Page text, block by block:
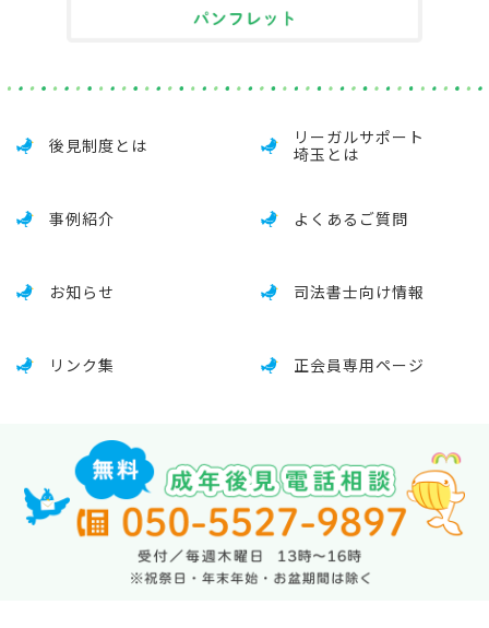
後見制度とは
リーガルサポート
埼玉とは
事例紹介 よくあるご質問
お知らせ 司法書士向け情報
リンク集 正会員専用ページ